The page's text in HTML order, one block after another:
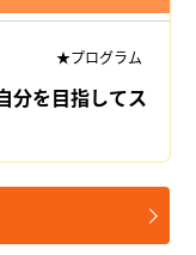
★プログラム
分を目指してス